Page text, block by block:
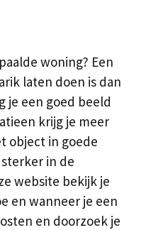
woning? Een
laten doen is dan
je een goed beeld
krijg je meer
object in goede
in de
website bekijk je
en wanneer je een
en doorzoek je